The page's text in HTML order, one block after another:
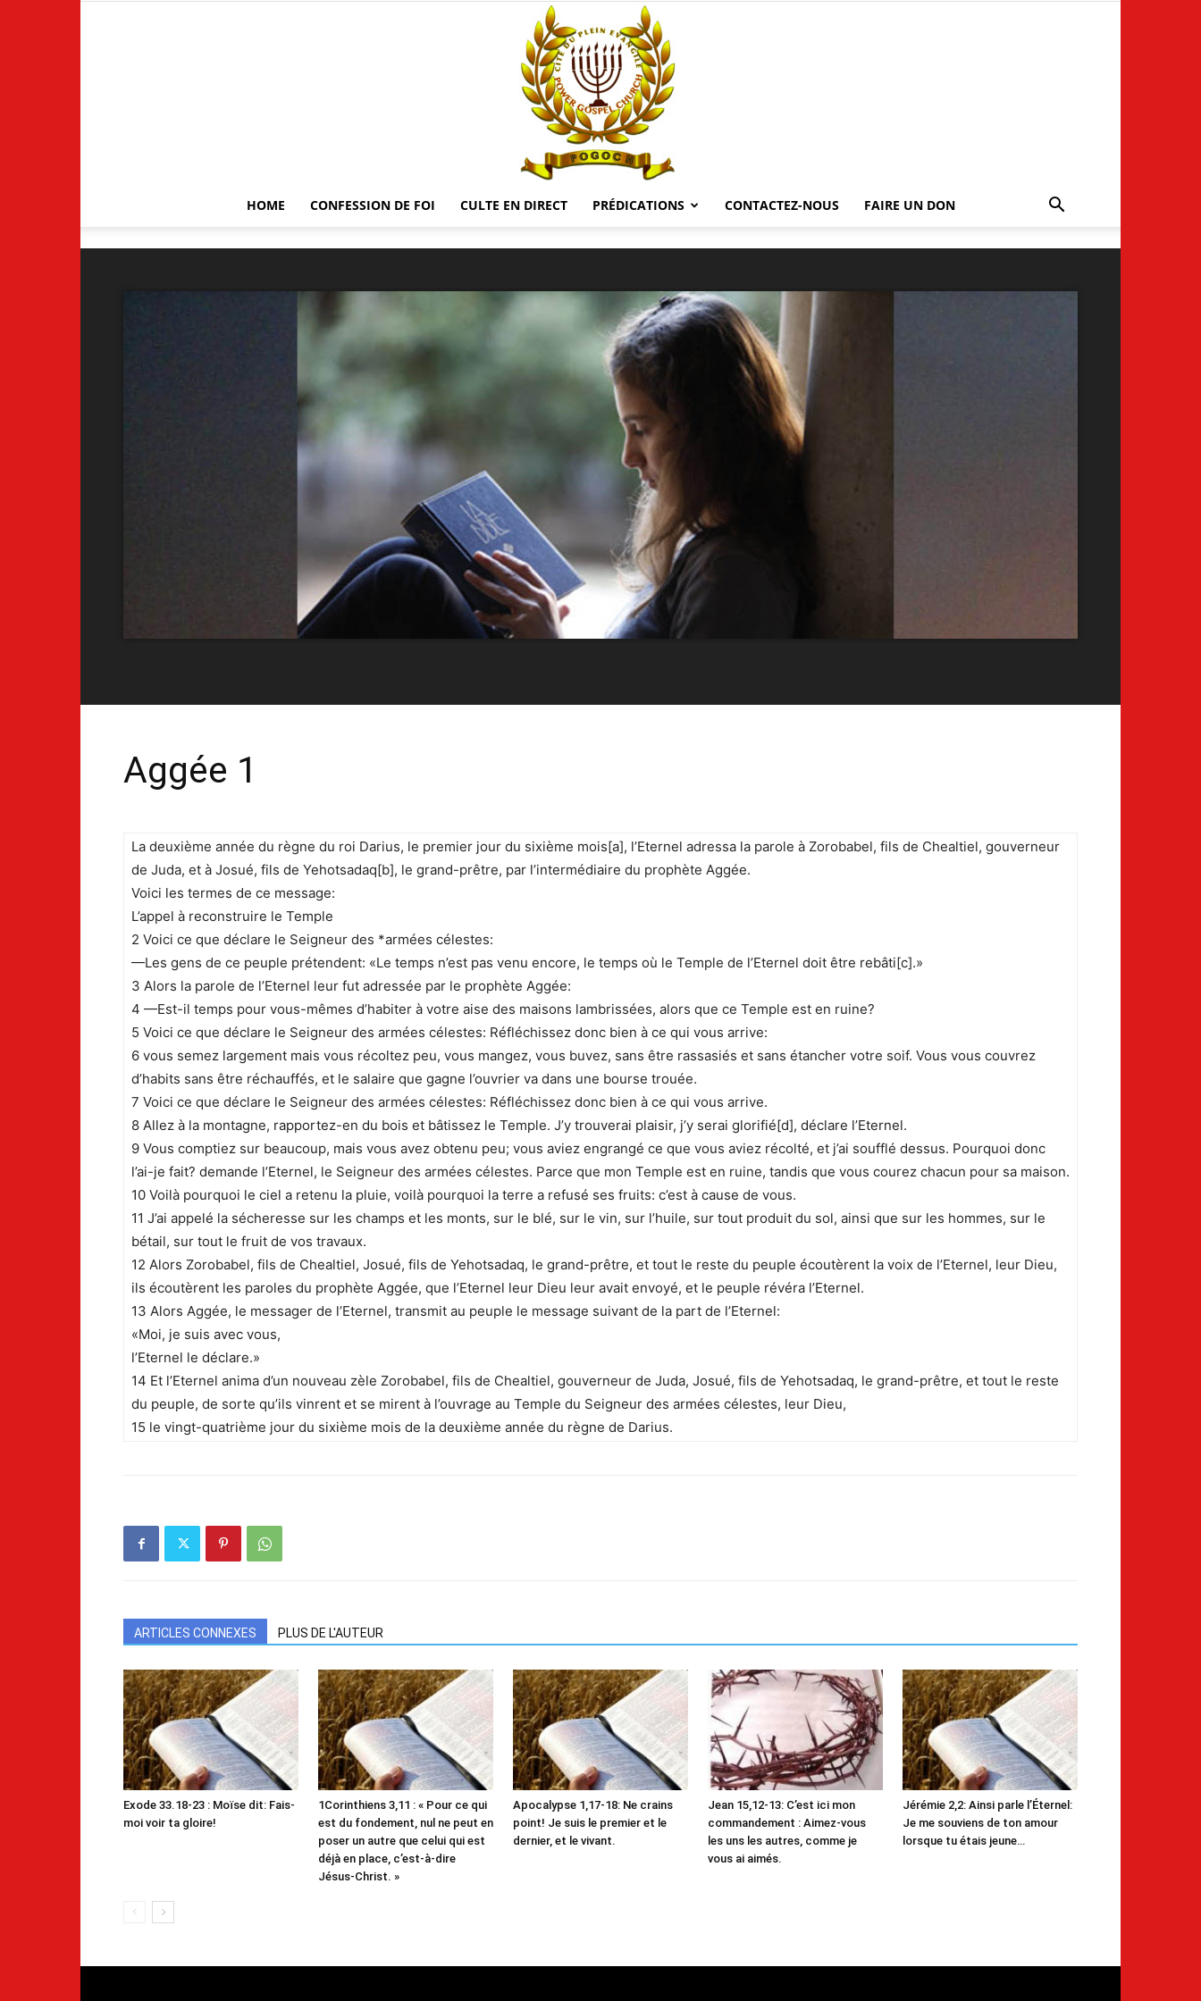
TV
HOME CONFESSION DE FOI CULTE EN DIRECT PRÉDICATIONS CONTACTEZ-NOUS FAIRE UN DON
Aggée 1
La deuxième année du règne du roi Darius, le premier jour du sixième mois[a], l’Eternel adressa la parole à Zorobabel, fils de Chealtiel, gouverneur
de Juda, et à Josué, fils de Yehotsadaq[b], le grand-prêtre, par l’intermédiaire du prophète Aggée.
Voici les termes de ce message:
L’appel à reconstruire le Temple
2 Voici ce que déclare le Seigneur des *armées célestes:
—Les gens de ce peuple prétendent: «Le temps n’est pas venu encore, le temps où le Temple de l’Eternel doit être rebâti[c].»
3 Alors la parole de l’Eternel leur fut adressée par le prophète Aggée:
4 —Est-il temps pour vous-mêmes d’habiter à votre aise des maisons lambrissées, alors que ce Temple est en ruine?
5 Voici ce que déclare le Seigneur des armées célestes: Réfléchissez donc bien à ce qui vous arrive:
6 vous semez largement mais vous récoltez peu, vous mangez, vous buvez, sans être rassasiés et sans étancher votre soif. Vous vous couvrez
d’habits sans être réchauffés, et le salaire que gagne l’ouvrier va dans une bourse trouée.
7 Voici ce que déclare le Seigneur des armées célestes: Réfléchissez donc bien à ce qui vous arrive.
8 Allez à la montagne, rapportez-en du bois et bâtissez le Temple. J’y trouverai plaisir, j’y serai glorifié[d], déclare l’Eternel.
9 Vous comptiez sur beaucoup, mais vous avez obtenu peu; vous aviez engrangé ce que vous aviez récolté, et j’ai soufflé dessus. Pourquoi donc
l’ai-je fait? demande l’Eternel, le Seigneur des armées célestes. Parce que mon Temple est en ruine, tandis que vous courez chacun pour sa maison.
10 Voilà pourquoi le ciel a retenu la pluie, voilà pourquoi la terre a refusé ses fruits: c’est à cause de vous.
11 J’ai appelé la sécheresse sur les champs et les monts, sur le blé, sur le vin, sur l’huile, sur tout produit du sol, ainsi que sur les hommes, sur le
bétail, sur tout le fruit de vos travaux.
12 Alors Zorobabel, fils de Chealtiel, Josué, fils de Yehotsadaq, le grand-prêtre, et tout le reste du peuple écoutèrent la voix de l’Eternel, leur Dieu,
ils écoutèrent les paroles du prophète Aggée, que l’Eternel leur Dieu leur avait envoyé, et le peuple révéra l’Eternel.
13 Alors Aggée, le messager de l’Eternel, transmit au peuple le message suivant de la part de l’Eternel:
«Moi, je suis avec vous,
l’Eternel le déclare.»
14 Et l’Eternel anima d’un nouveau zèle Zorobabel, fils de Chealtiel, gouverneur de Juda, Josué, fils de Yehotsadaq, le grand-prêtre, et tout le reste
du peuple, de sorte qu’ils vinrent et se mirent à l’ouvrage au Temple du Seigneur des armées célestes, leur Dieu,
15 le vingt-quatrième jour du sixième mois de la deuxième année du règne de Darius.
ARTICLES CONNEXES PLUS DE L'AUTEUR
Exode 33.18-23 : Moïse dit: Fais-
moi voir ta gloire!
1Corinthiens 3,11 : « Pour ce qui
est du fondement, nul ne peut en
poser un autre que celui qui est
déjà en place, c’est-à-dire
Jésus-Christ. »
Apocalypse 1,17-18: Ne crains
point! Je suis le premier et le
dernier, et le vivant.
Jean 15,12-13: C’est ici mon
commandement : Aimez-vous
les uns les autres, comme je
vous ai aimés.
Jérémie 2,2: Ainsi parle l’Éternel:
Je me souviens de ton amour
lorsque tu étais jeune…